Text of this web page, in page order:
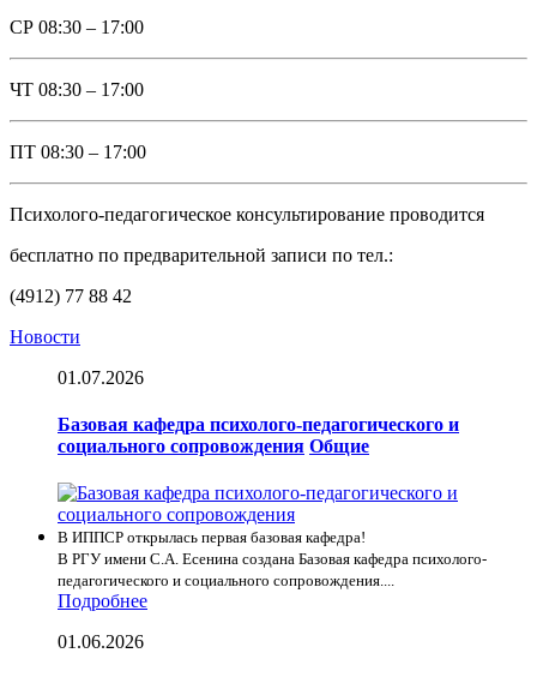
СР 08:30 – 17:00
ЧТ 08:30 – 17:00
ПТ 08:30 – 17:00
Психолого-педагогическое консультирование проводится
бесплатно по предварительной записи по тел.:
(4912) 77 88 42
Новости
01.07.2026
Базовая кафедра психолого-педагогического и
социального сопровождения Общие
В ИППСР открылась первая базовая кафедра!
В РГУ имени С.А. Есенина создана Базовая кафедра психолого-
педагогического и социального сопровождения....
Подробнее
01.06.2026